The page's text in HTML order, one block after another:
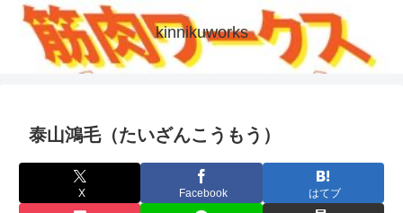
kinnikuworks
泰山鴻毛（たいざんこうもう）
X Facebook はてブ